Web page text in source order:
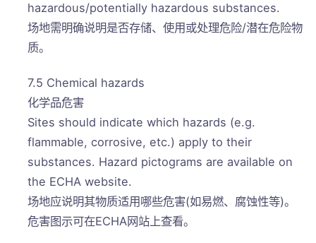
hazardous/potentially hazardous substances.
场地需明确说明是否存储、使用或处理危险/潜在危险物
质。
7.5 Chemical hazards
化学品危害
Sites should indicate which hazards (e.g.
flammable, corrosive, etc.) apply to their
substances. Hazard pictograms are available on
the ECHA website.
场地应说明其物质适用哪些危害(如易燃、腐蚀性等)。
危害图示可在ECHA网站上查看。